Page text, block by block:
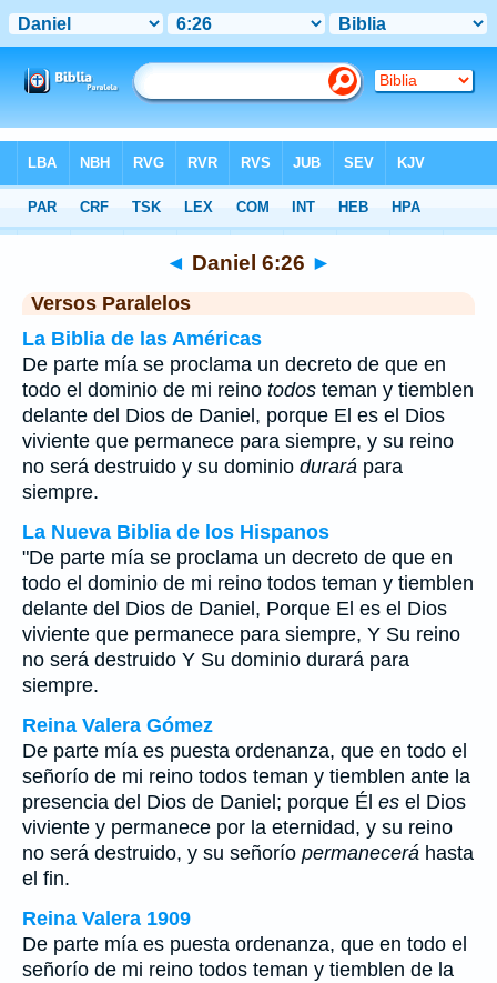
>Daniel> Capítulo 6> Verso 26
◄ Daniel 6:26 ►
Versos Paralelos
La Biblia de las Américas
De parte mía se proclama un decreto de que en
todo el dominio de mi reino todos teman y tiemblen
delante del Dios de Daniel, porque El es el Dios
viviente que permanece para siempre, y su reino
no será destruido y su dominio durará para
siempre.
La Nueva Biblia de los Hispanos
"De parte mía se proclama un decreto de que en
todo el dominio de mi reino todos teman y tiemblen
delante del Dios de Daniel, Porque El es el Dios
viviente que permanece para siempre, Y Su reino
no será destruido Y Su dominio durará para
siempre.
Reina Valera Gómez
De parte mía es puesta ordenanza, que en todo el
señorío de mi reino todos teman y tiemblen ante la
presencia del Dios de Daniel; porque Él es el Dios
viviente y permanece por la eternidad, y su reino
no será destruido, y su señorío permanecerá hasta
el fin.
Reina Valera 1909
De parte mía es puesta ordenanza, que en todo el
señorío de mi reino todos teman y tiemblen de la